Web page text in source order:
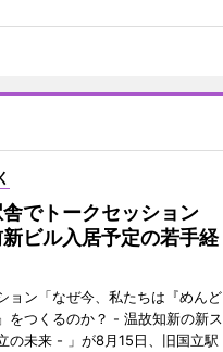
舎でトークセッション
新ビル入居予定の若手経
ョン「なぜ今、私たちは『めんど
をつくるのか？ - 温故知新の新ス
の未来 - 」が8月15日、旧国立駅